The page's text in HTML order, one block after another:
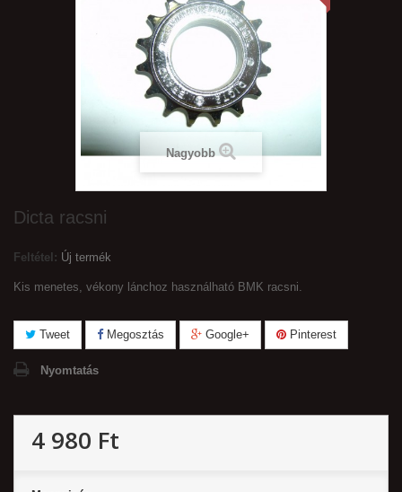
Nagyobb
Dicta racsni
Feltétel: Új termék
Kis menetes, vékony lánchoz használható BMK racsni.
Tweet Megosztás Google+ Pinterest
Nyomtatás
4 980 Ft‎